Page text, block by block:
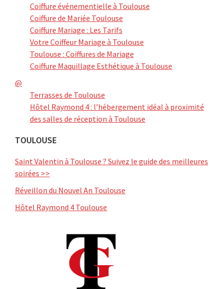
Coiffure événementielle à Toulouse
Coiffure de Mariée Toulouse
Coiffure Mariage : Les Tarifs
Votre Coiffeur Mariage à Toulouse
Toulouse : Coiffures de Mariage
Coiffure Maquillage Esthétique à Toulouse
@
Terrasses de Toulouse
Hôtel Raymond 4 : l’hébergement idéal à proximité
des salles de réception à Toulouse
TOULOUSE
Saint Valentin à Toulouse ? Suivez le guide des meilleures
soirées >>
Réveillon du Nouvel An Toulouse
Hôtel Raymond 4 Toulouse